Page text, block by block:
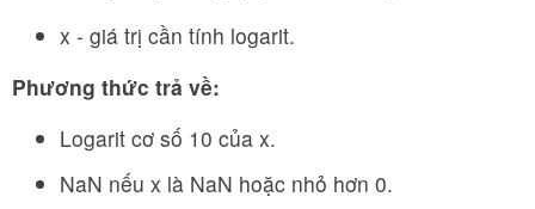
x - giá trị cần tính logarit.
Phương thức trả về:
Logarit cơ số 10 của x.
NaN nếu x là NaN hoặc nhỏ hơn 0.